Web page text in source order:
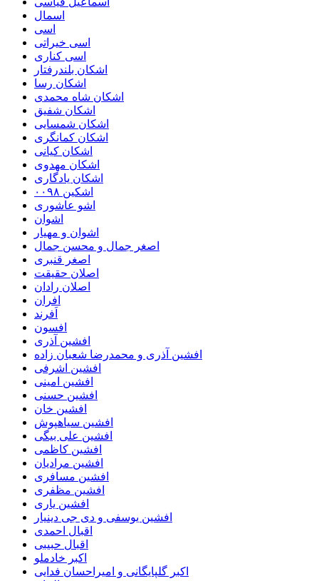
اسمال
اسی
اسی خیراتی
اسی کناری
اشکان بلندرفتار
اشکان رسا
اشکان شاه محمدی
اشکان شفیق
اشکان شمسایی
اشکان‌ کمانگری
اشکان کیانی
اشکان مهدوی
اشکان یادگاری
اشکین ۰۰۹۸
اشو عاشوری
اشوان
اشوان و مهیار
اصغر جمال و محسن جمال
اصغر قنبری
اصلان حقیقت
اصلان رادان
افران
اَفرند
افسون
افشین آذری
افشین آذری و محمدرضا شعبان زاده
افشین اشرفی
افشین امینی
افشین حسنی
افشین خان
افشین سیاهپوش
افشین علی بیگی
افشین کاظمی
افشین مرادیان
افشین مسافری
افشین مظفری
افشین یاری
افشین یوسفی و دی جی دینیار
اقبال احمدی
اقبال حبیبی
اکبر خادملو
اکبر گلپایگانی و امیراحسان فدایی